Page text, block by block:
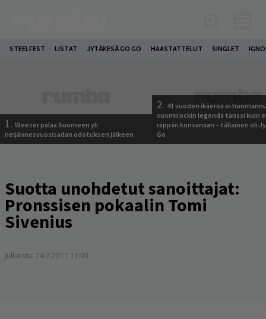
STEELFEST LISTAT JYTÄKESÄ GO GO HAASTATTELUT SINGLET
1. Weezer palaa Suomeen yli
neljännesvuosisadan odotuksen jälkeen
2. 41 vuoden ikäeroa ei
suomirockin legenda tanssi kuin
räppäri konsanaan – tällainen oli
Go
Suotta unohdetut sanoittajat:
Pronssisen pokaalin Tomi
Sivenius
Julkaistu: 24.7.2011 11:00